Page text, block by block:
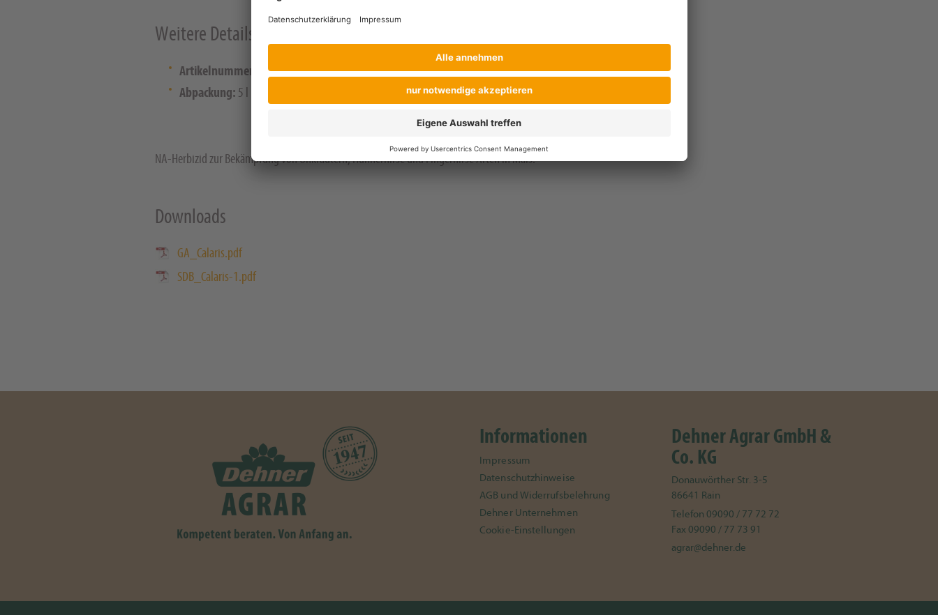
Weitere Details
Artikelnummer: 134791
Abpackung: 5 l
NA-Herbizid zur Bekämpfung von Unkräutern, Hühnerhirse und Fingerhirse Arten in Mais.
Downloads
GA_Calaris.pdf
SDB_Calaris-1.pdf
Informationen
Impressum
Datenschutzhinweise
AGB und Widerrufsbelehrung
Dehner Unternehmen
Cookie-Einstellungen
Dehner Agrar GmbH &
Co. KG
Donauwörther Str. 3-5
86641 Rain
Telefon 09090 / 77 72 72
Fax 09090 / 77 73 91
agrar@dehner.de